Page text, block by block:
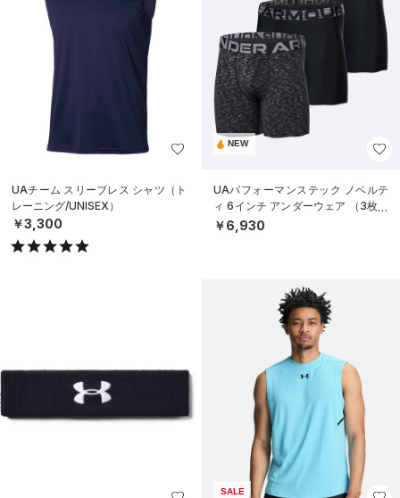
UAチーム スリーブレス シャツ（ト
レーニング/UNISEX）
￥3,300
NEW
UAパフォーマンステック ノベルテ
ィ 6インチ アンダーウェア （3枚セ
ット）（トレーニング/MEN）
￥6,930
SALE